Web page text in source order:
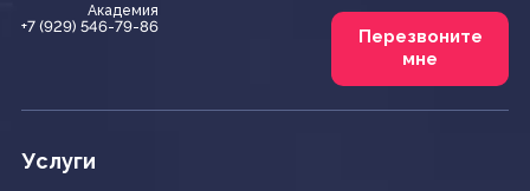
Академия
+7 (929) 546-79-86
Перезвоните
мне
Услуги